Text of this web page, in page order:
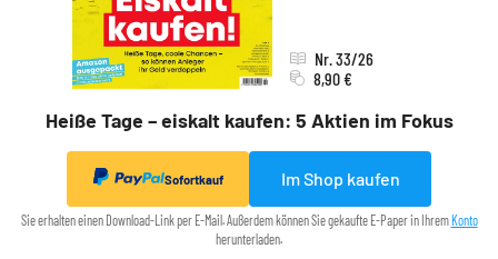
Heiße Tage – eiskalt kaufen: 5 Aktien im Fokus
Nr. 33/26
8,90 €
Sofortkauf Im Shop kaufen
Sie erhalten einen Download-Link per E-Mail. Außerdem können Sie gekaufte E-Paper in Ihrem Konto
herunterladen.